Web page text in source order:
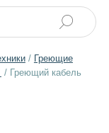
/ Греющие
/ Греющий кабель